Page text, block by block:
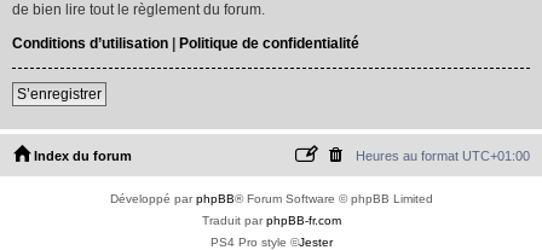
de bien lire tout le règlement du forum.
Conditions d’utilisation | Politique de confidentialité
S’enregistrer
Index du forum Heures au format UTC+01:00
Développé parphpBB® Forum Software © phpBB Limited
Traduit parphpBB-fr.com
PS4 Pro style ©Jester